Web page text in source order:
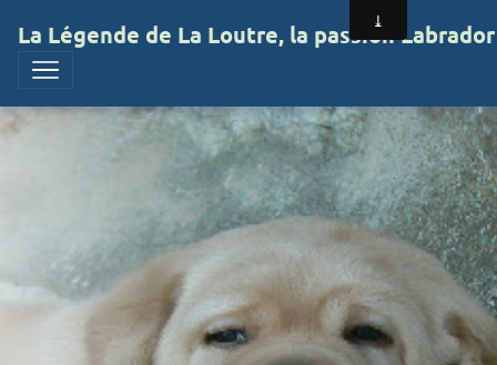
La Légende de La Loutre, la passion